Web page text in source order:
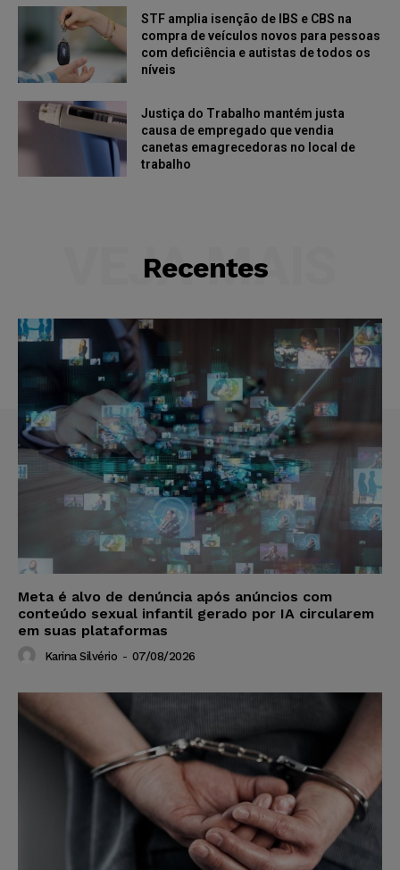
STF amplia isenção de IBS e CBS na
compra de veículos novos para pessoas
com deficiência e autistas de todos os
níveis
Justiça do Trabalho mantém justa
causa de empregado que vendia
canetas emagrecedoras no local de
trabalho
Recentes
VEJA MAIS
Meta é alvo de denúncia após anúncios com
conteúdo sexual infantil gerado por IA circularem
em suas plataformas
Karina Silvério - 07/08/2026